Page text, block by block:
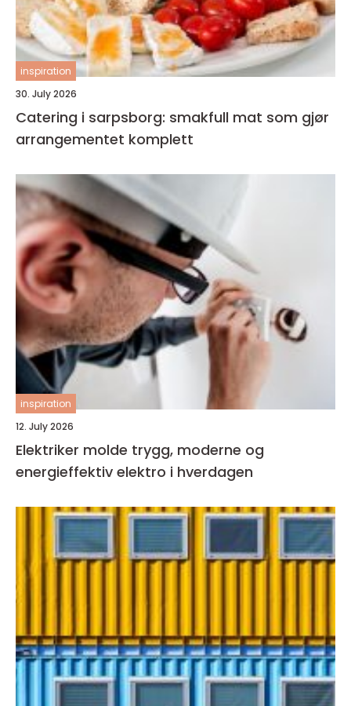
inspiration
30. July 2026
Catering i sarpsborg: smakfull mat som gjør
arrangementet komplett
inspiration
12. July 2026
Elektriker molde trygg, moderne og
energieffektiv elektro i hverdagen